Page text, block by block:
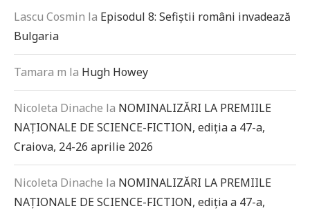
Lascu Cosmin la Episodul 8: Sefiștii români invadează
Bulgaria
Tamara m la Hugh Howey
Nicoleta Dinache la NOMINALIZĂRI LA PREMIILE
NAȚIONALE DE SCIENCE-FICTION, ediția a 47-a,
Craiova, 24-26 aprilie 2026
Nicoleta Dinache la NOMINALIZĂRI LA PREMIILE
NAȚIONALE DE SCIENCE-FICTION, ediția a 47-a,